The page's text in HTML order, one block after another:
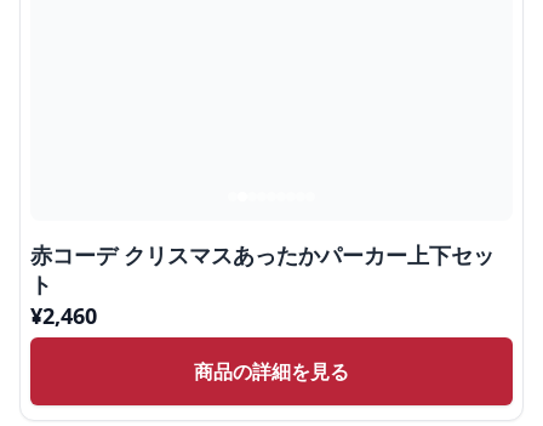
赤コーデ クリスマスあったかパーカー上下セッ
ト
¥2,460
商品の詳細を見る